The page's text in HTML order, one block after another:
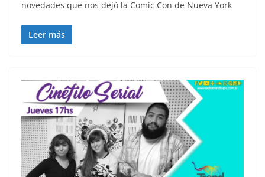
novedades que nos dejó la Comic Con de Nueva York
Leer más